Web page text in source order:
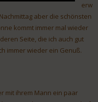
erw
aber die schönsten
kommt immer mal wieder
Seite, die ich auch gut
immer wieder ein Genuß.
mit ihrem Mann ein paar